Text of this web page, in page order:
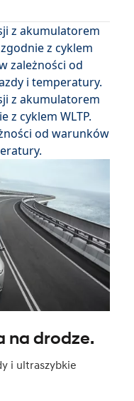
z akumulatorem
z cyklem
zależności od
i temperatury.
z akumulatorem
z cyklem WLTP.
od warunków
na drodze.
i ultraszybkie